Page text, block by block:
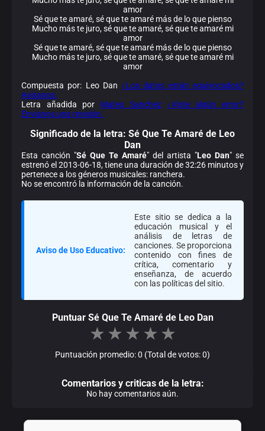
amor
Sé que te amaré, sé que te amaré más de lo que pienso
Mucho más te juro, sé que te amaré, sé que te amaré mi
amor
Sé que te amaré, sé que te amaré más de lo que pienso
Mucho más te juro, sé que te amaré, sé que te amaré mi
amor
Compuesta por: Leo Dan ¿Los datos están equivocados?
Avísanos.
Letra añadida por Mateo Sanchez
¿Viste algún error?
Envíanos una revisión.
Significado de la letra: Sé Que Te Amaré de Leo
Dan
Esta canción "Sé Que Te Amaré" del artista "Leo Dan" se
estrenó el 2013-06-18, tiene una duración de 32:26 minutos y
pertenece a los géneros musicales: ranchera.
No se encontró la información de la canción.
Aviso de Uso Educativo:
Este sitio se dedica a la
educación musical y el
análisis de letras de
canciones. Se proporciona
contenido con fines de
crítica, comentario y
enseñanza, de acuerdo
con las políticas del sitio.
Puntuar Sé Que Te Amaré de Leo Dan
★ ★ ★ ★ ★
Puntuación promedio: 0 (Total de votos: 0)
Comentarios y criticas de la letra:
No hay comentarios aún.